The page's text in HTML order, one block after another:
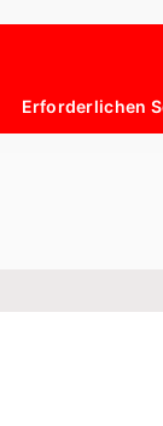
Erforderlichen